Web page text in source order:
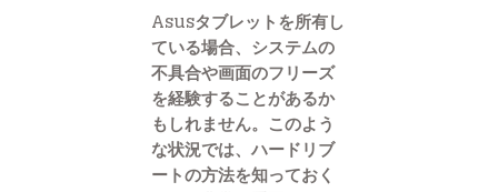
Asusタブレットを所有し
ている場合、システムの
不具合や画面のフリーズ
を経験することがあるか
もしれません。このよう
な状況では、ハードリブ
ートの方法を知っておく